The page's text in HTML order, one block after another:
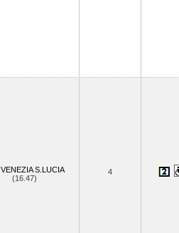
VENEZIA S.LUCIA
(16.47)
4